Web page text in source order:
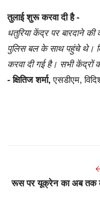
तुलाई शुरू करवा दी है -
धतुरिया केंद्र पर बारदाने
पुलिस बल के साथ पहुंचे थे।
करवा दी गई है। सभी केंद्रों
- क्षितिज शर्मा,एसडीएम,
रूस पर यूक्रेन का अब तक